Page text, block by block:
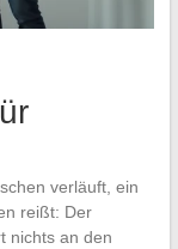
verläuft, ein
reißt: Der
nichts an den